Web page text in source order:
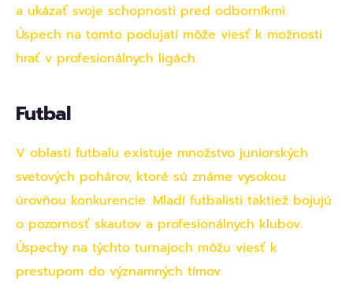
a ukázať svoje schopnosti pred odborníkmi.
Úspech na tomto podujatí môže viesť k možnosti
hrať v profesionálnych ligách.
Futbal
V oblasti futbalu existuje množstvo juniorských
svetových pohárov, ktoré sú známe vysokou
úrovňou konkurencie. Mladí futbalisti taktiež bojujú
o pozornosť skautov a profesionálnych klubov.
Úspechy na týchto turnajoch môžu viesť k
prestupom do významných tímov.